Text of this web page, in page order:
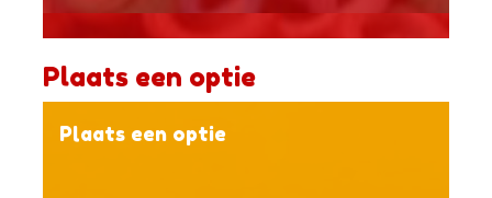
Plaats een optie
Plaats een optie